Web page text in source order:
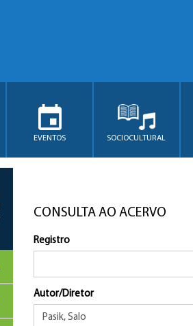
EVENTOS SOCIOCULTURAL
CONSULTA AO ACERVO
Registro
Autor/Diretor